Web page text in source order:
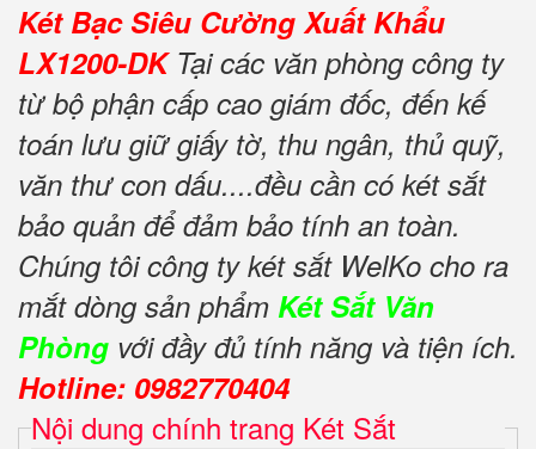
Két Bạc Siêu Cường Xuất Khẩu
LX1200-DK Tại các văn phòng công ty
từ bộ phận cấp cao giám đốc, đến kế
toán lưu giữ giấy tờ, thu ngân, thủ quỹ,
văn thư con dấu....đều cần có két sắt
bảo quản để đảm bảo tính an toàn.
Chúng tôi công ty két sắt WelKo cho ra
mắt dòng sản phẩm Két Sắt Văn
Phòng với đầy đủ tính năng và tiện ích.
Hotline: 0982770404
Nội dung chính trang Két Sắt